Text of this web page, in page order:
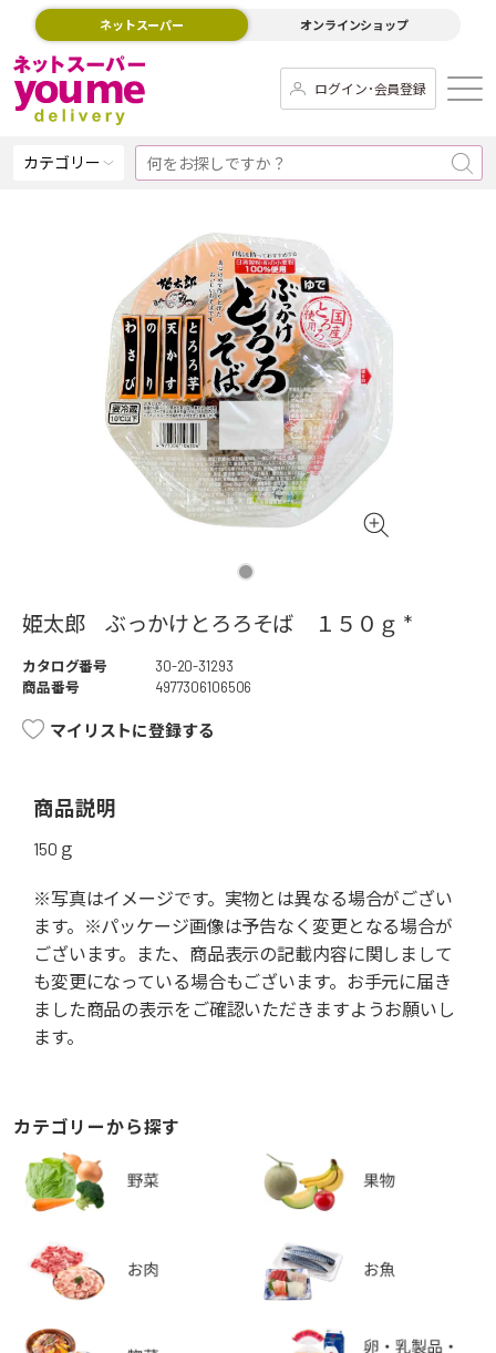
ネットスーパー オンラインショップ
ログイン･会員登録
カテゴリー
姫太郎 ぶっかけとろろそば １５０ｇ *
カタログ番号
30-20-31293
商品番号
4977306106506
マイリストに登録する
商品説明
150ｇ
※写真はイメージです。実物とは異なる場合がござい
ます。※パッケージ画像は予告なく変更となる場合が
ございます。また、商品表示の記載内容に関しまして
も変更になっている場合もございます。お手元に届き
ました商品の表示をご確認いただきますようお願いし
ます。
カテゴリーから探す